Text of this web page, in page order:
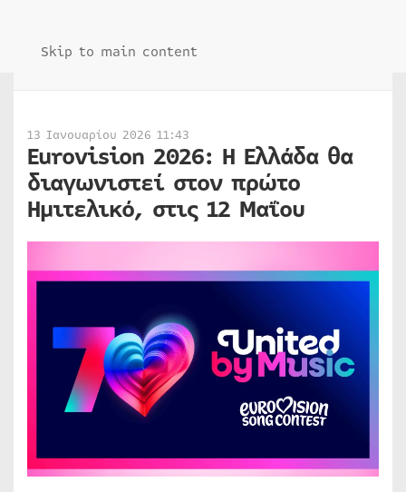
Skip to main content
13 Ιανουαρίου 2026 11:43
Eurovision 2026: Η Ελλάδα θα
διαγωνιστεί στον πρώτο
Ημιτελικό, στις 12 Μαΐου